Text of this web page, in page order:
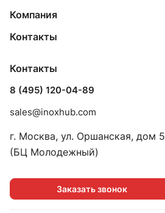
Компания
Контакты
Контакты
8 (495) 120-04-89
sales@inoxhub.com
г. Москва, ул. Оршанская, дом
(БЦ Молодежный)
Заказать звонок